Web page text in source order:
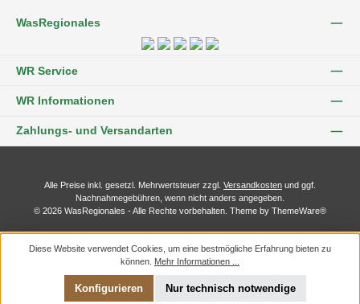
WasRegionales
WR Service
WR Informationen
Zahlungs- und Versandarten
Alle Preise inkl. gesetzl. Mehrwertsteuer zzgl. Versandkosten und ggf.
Nachnahmegebühren, wenn nicht anders angegeben.
© 2026 WasRegionales - Alle Rechte vorbehalten. Theme by ThemeWare®
Diese Website verwendet Cookies, um eine bestmögliche Erfahrung bieten zu
können. Mehr Informationen ...
Nur technisch notwendige
Konfigurieren